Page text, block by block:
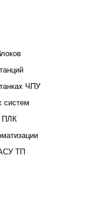
ЧПУ
систем
ПЛК
ТП